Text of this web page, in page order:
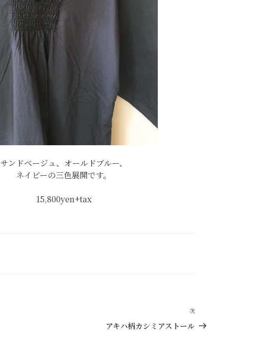
サンドベージュ、オールドブルー、
ネイビーの三色展開です。
15,800yen+tax
次
の
次
アキハ柄カシミアストール